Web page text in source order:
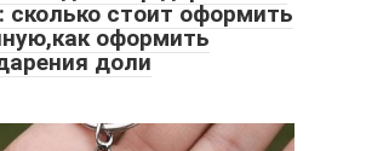
сколько стоит оформить
оформить
доли